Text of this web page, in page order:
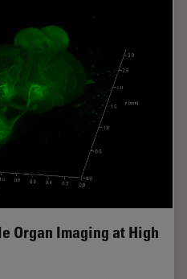
Organ Imaging at High